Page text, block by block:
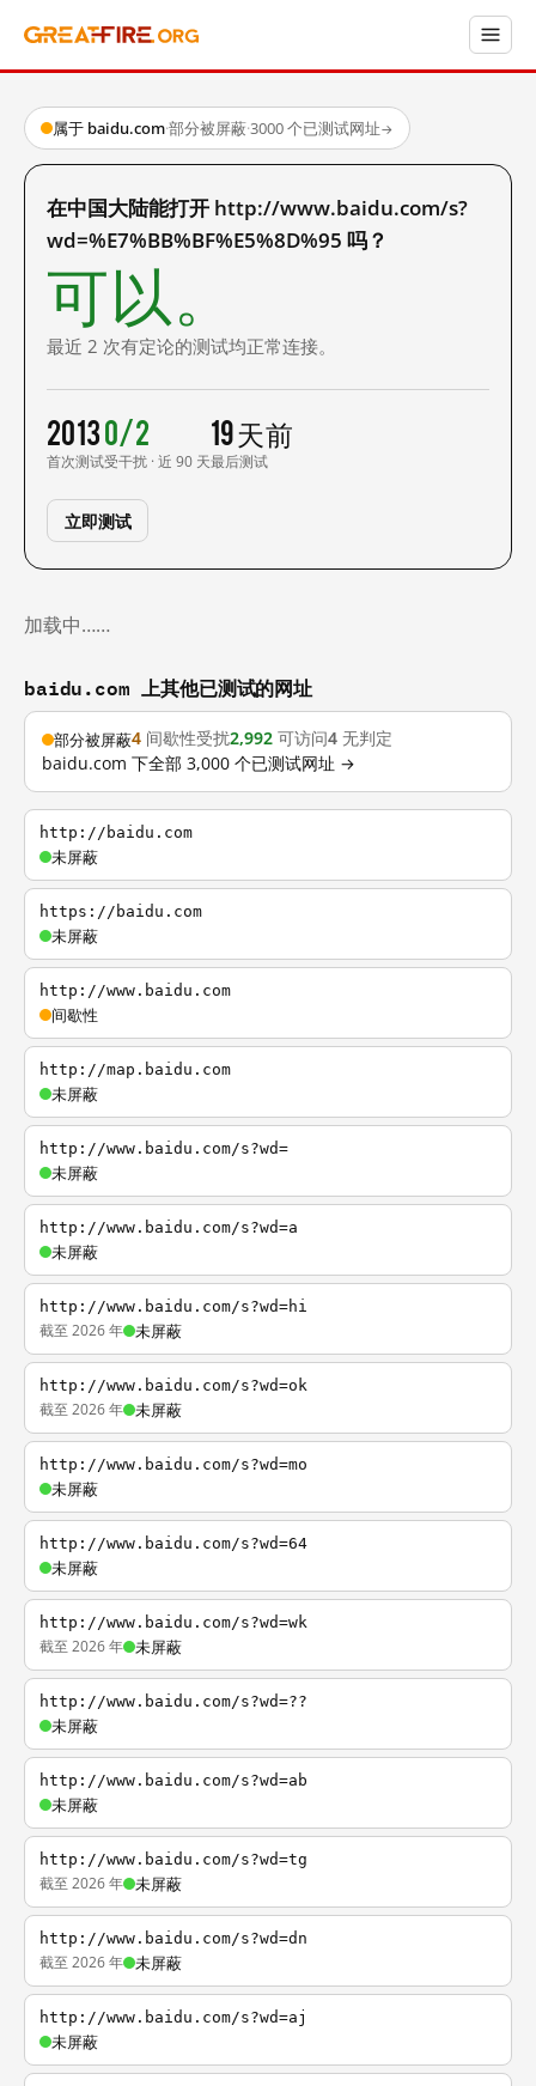
属于 baidu.com·部分被屏蔽·3000 个已测试网址→
在中国大陆能打开 http://www.baidu.com/s?
wd=%E7%BB%BF%E5%8D%95 吗？
可以。
最近 2 次有定论的测试均正常连接。
2013
首次测试
0/2
受干扰 · 近 90 天
19 天前
最后测试
立即测试
加载中……
baidu.com 上其他已测试的网址
部分被屏蔽4 间歇性受扰2,992 可访问4 无判定
baidu.com 下全部 3,000 个已测试网址 →
http://baidu.com
未屏蔽
https://baidu.com
未屏蔽
http://www.baidu.com
间歇性
http://map.baidu.com
未屏蔽
http://www.baidu.com/s?wd=
未屏蔽
http://www.baidu.com/s?wd=a
未屏蔽
http://www.baidu.com/s?wd=hi
截至 2026 年 未屏蔽
http://www.baidu.com/s?wd=ok
截至 2026 年 未屏蔽
http://www.baidu.com/s?wd=mo
未屏蔽
http://www.baidu.com/s?wd=64
未屏蔽
http://www.baidu.com/s?wd=wk
截至 2026 年 未屏蔽
http://www.baidu.com/s?wd=??
未屏蔽
http://www.baidu.com/s?wd=ab
未屏蔽
http://www.baidu.com/s?wd=tg
截至 2026 年 未屏蔽
http://www.baidu.com/s?wd=dn
截至 2026 年 未屏蔽
http://www.baidu.com/s?wd=aj
未屏蔽